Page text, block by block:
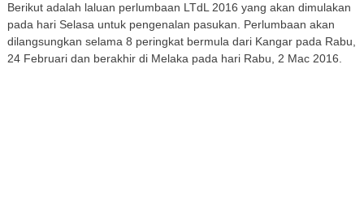
Berikut adalah laluan perlumbaan LTdL 2016 yang akan dimulakan
pada hari Selasa untuk pengenalan pasukan. Perlumbaan akan
dilangsungkan selama 8 peringkat bermula dari Kangar pada Rabu,
24 Februari dan berakhir di Melaka pada hari Rabu, 2 Mac 2016.